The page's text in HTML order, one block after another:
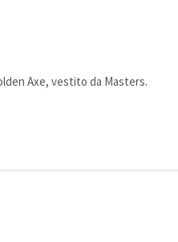
Axe, vestito da Masters.